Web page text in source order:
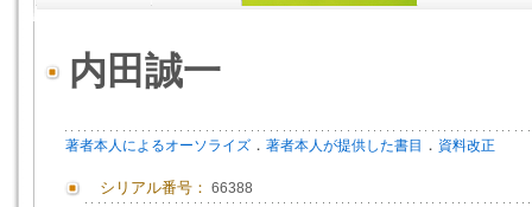
内田誠一
著者本人によるオーソライズ ． 著者本人が提供した書目 ． 資料改正
シリアル番号： 66388